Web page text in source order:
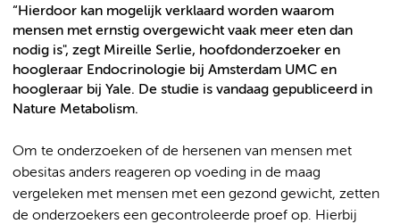
“Hierdoor kan mogelijk verklaard worden waarom
mensen met ernstig overgewicht vaak meer eten dan
nodig is", zegt Mireille Serlie, hoofdonderzoeker en
hoogleraar Endocrinologie bij Amsterdam UMC en
hoogleraar bij Yale. De studie is vandaag gepubliceerd in
Nature Metabolism.
Om te onderzoeken of de hersenen van mensen met
obesitas anders reageren op voeding in de maag
vergeleken met mensen met een gezond gewicht, zetten
de onderzoekers een gecontroleerde proef op. Hierbij